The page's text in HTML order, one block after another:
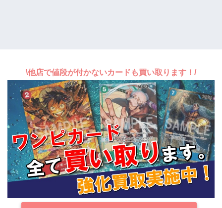
\他店で値段が付かないカードも買い取ります！/